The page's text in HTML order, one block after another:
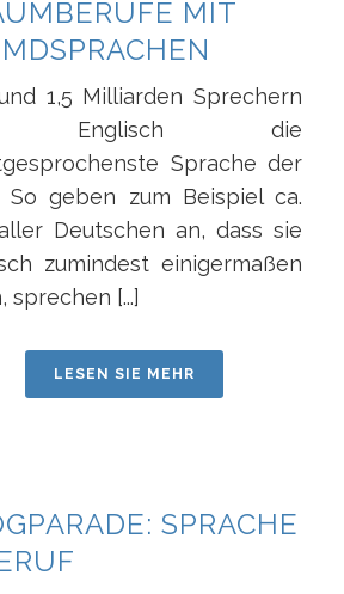
MIT
1,5 Milliarden Sprechern
Englisch die
Sprache der
So geben zum Beispiel ca.
Deutschen an, dass sie
zumindest einigermaßen
sprechen [...]
LESEN SIE MEHR
SPRACHE